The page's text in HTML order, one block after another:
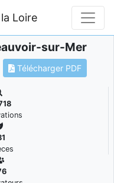
Loire
sur-Mer
Télécharger PDF